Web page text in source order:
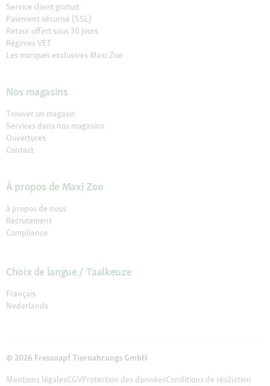
Service client gratuit
Paiement sécurisé (SSL)
Retour offert sous 30 jours
Régimes VET
Les marques exclusives Maxi Zoo
Nos magasins
Trouver un magasin
Services dans nos magasins
Ouvertures
Contact
À propos de Maxi Zoo
à propos de nous
Recrutement
Compliance
Choix de langue / Taalkeuze
Français
Nederlands
© 2026 Fressnapf Tiernahrungs GmbH
Mentions légalesCGVProtection des donnéesConditions de résiliation